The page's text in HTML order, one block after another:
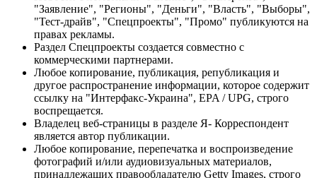
"Заявление", "Регионы", "Деньги", "Власть", "Выборы",
"Тест-драйв", "Спецпроекты", "Промо" публикуются на
правах рекламы.
Раздел Спецпроекты создается совместно с
коммерческими партнерами.
Любое копирование, публикация, републикация и
другое распространение информации, которое содержит
ссылку на "Интерфакс-Украина", EPA / UPG, строго
воспрещается.
Владелец веб-страницы в разделе Я- Корреспондент
является автор публикации.
Любое копирование, перепечатка и воспроизведение
фотографий и/или аудиовизуальных материалов,
принадлежащих правообладателю Getty Images, строго